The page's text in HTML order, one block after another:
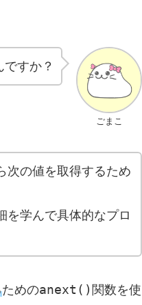
ごまこ
すか？
次の値を取得するため
を学んで具体的なプロ
ためのanext() 関数を使